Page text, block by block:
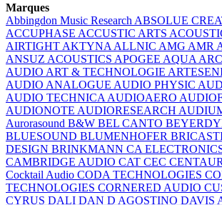
Marques
Abbingdon Music Research ABSOLUE
ACCUPHASE ACCUSTIC ARTS
AIRTIGHT AKTYNA ALLNIC AMG AMR
ANSUZ ACOUSTICS APOGEE AQUA
AUDIO ART & TECHNOLOGIE
AUDIO ANALOGUE AUDIO PHYSIC
AUDIO TECHNICA AUDIOAERO
AUDIONOTE AUDIORESEARCH
Aurorasound B&W BEL CANTO
BLUESOUND BLUMENHOFER
DESIGN BRINKMANN CA
CAMBRIDGE AUDIO CAT CEC
Cocktail Audio CODA TECHNOLOGIES
TECHNOLOGIES CORNERED AUDIO
CYRUS DALI DAN D AGOSTINO DAVIS